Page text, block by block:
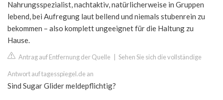
Nahrungsspezialist, nachtaktiv, natürlicherweise in Gruppen
lebend, bei Aufregung laut bellend und niemals stubenrein zu
bekommen – also komplett ungeeignet für die Haltung zu
Hause.
Antrag auf Entfernung der Quelle Sehen Sie sich die vollständige
Antwort auf tagesspiegel.de an
Sind Sugar Glider meldepflichtig?